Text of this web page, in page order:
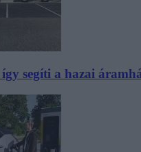
így segíti a hazai